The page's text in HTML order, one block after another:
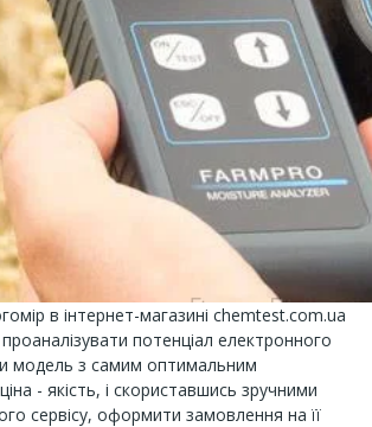
в інтернет-магазині chemtest.com.ua
потенціал електронного
модель з самим оптимальним
- якість, і скориставшись зручними
сервісу, оформити замовлення на її